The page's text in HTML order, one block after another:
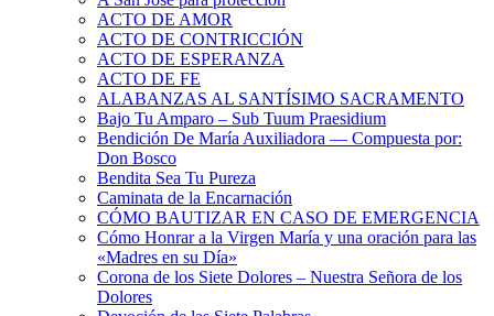
ACTO DE AMOR
ACTO DE CONTRICCIÓN
ACTO DE ESPERANZA
ACTO DE FE
ALABANZAS AL SANTÍSIMO SACRAMENTO
Bajo Tu Amparo – Sub Tuum Praesidium
Bendición De María Auxiliadora — Compuesta por:
Don Bosco
Bendita Sea Tu Pureza
Caminata de la Encarnación
CÓMO BAUTIZAR EN CASO DE EMERGENCIA
Cómo Honrar a la Virgen María y una oración para las
«Madres en su Día»
Corona de los Siete Dolores – Nuestra Señora de los
Dolores